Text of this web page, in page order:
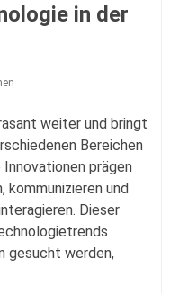
in der
weiter und bringt
Bereichen
prägen
kommunizieren und
Dieser
gesucht werden,